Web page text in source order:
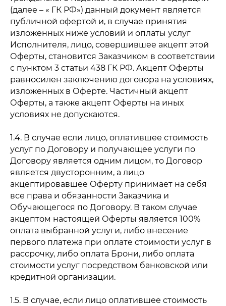
(далее – « ГК РФ») данный документ является
публичной офертой и, в случае принятия
изложенных ниже условий и оплаты услуг
Исполнителя, лицо, совершившее акцепт этой
Оферты, становится Заказчиком в соответствии
с пунктом 3 статьи 438 ГК РФ. Акцепт Оферты
равносилен заключению договора на условиях,
изложенных в Оферте. Частичный акцепт
Оферты, а также акцепт Оферты на иных
условиях не допускаются.
1.4. В случае если лицо, оплатившее стоимость
услуг по Договору и получающее услуги по
Договору является одним лицом, то Договор
является двусторонним, а лицо
акцептировавшее Оферту принимает на себя
все права и обязанности Заказчика и
Обучающегося по Договору. В таком случае
акцептом настоящей Оферты является 100%
оплата выбранной услуги, либо внесение
первого платежа при оплате стоимости услуг в
рассрочку, либо оплата Брони, либо оплата
стоимости услуг посредством банковской или
кредитной организации.
1.5. В случае, если лицо оплатившее стоимость